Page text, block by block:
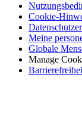
Cookie-
Meine
Globale
Manage